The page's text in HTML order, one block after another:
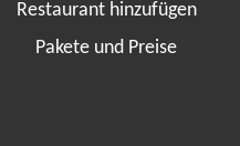
Restaurant hinzufügen
Pakete und Preise